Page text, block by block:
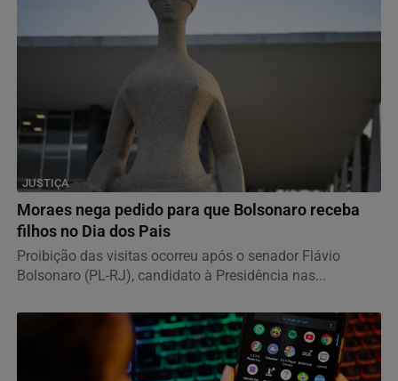
JUSTIÇA
Moraes nega pedido para que Bolsonaro receba
filhos no Dia dos Pais
Proibição das visitas ocorreu após o senador Flávio
Bolsonaro (PL-RJ), candidato à Presidência nas...